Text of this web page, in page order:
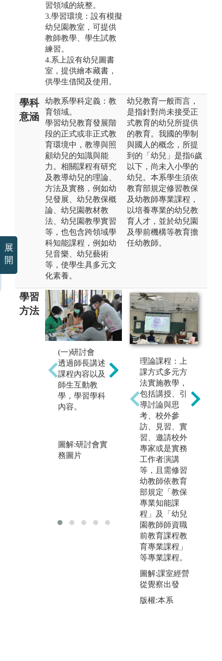
習領域的統整。
3.學習環境：設有模擬
幼兒園教室，可提供
教師教學、學生試教
練習。
4.系上設有幼兒圖書
室，提供繪本藏書，
供學生借閱及使用。
學科
意涵
幼教系學科定義：教
育領域。
學習幼兒教育發展階
段的正式或非正式教
育環境中，教導與照
顧幼兒的知識與能
力。相關課程有研究
及教導幼兒的理論、
方法及實務，例如幼
兒發展、幼兒教保概
論、幼兒園教材教
法、幼兒園教學實習
等，也包含跨領域學
科知能課程，例如幼
兒音樂、幼兒藝術
等，使學生具多元文
化素養。
幼兒教育一般而言，
是指針對尚未接受正
式教育的幼兒所提供
的教育。我國的學制
與國人的概念，所提
到的「幼兒」是指6歲
以下，尚未入小學的
幼兒。本系學生須依
教育部規定修習教保
及幼教師專業課程，
以培養專業的幼兒教
育人才，並於幼兒園
及學前機構等教育擔
任幼教師。
學習
方法
(一)研討會
透過師長講述
課程內容以及
師生互動教
學，學習學科
內容。
圖解:研討會實
務圖片
參訪、見習
實地走訪幼兒
園，了解幼兒
園運作及幼兒
園教師實際教
學。
圖解:學生進行
幼兒園參訪圖
片
理論課程：上
課方式多元方
法實施教學，
包括講授、引
導討論與思
考、校外參
訪、見習、實
習、邀請校外
專家或是實務
工作者演講
等，且需修習
幼教師依教育
部規定「教保
專業知能課
程」及「幼兒
園教師師資職
前教育課程教
育專業課程」
等專業課程。
圖解:課室經營
從覺察出發
版權:本系
展
開